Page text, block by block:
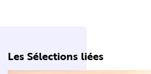
Les Sélections liées